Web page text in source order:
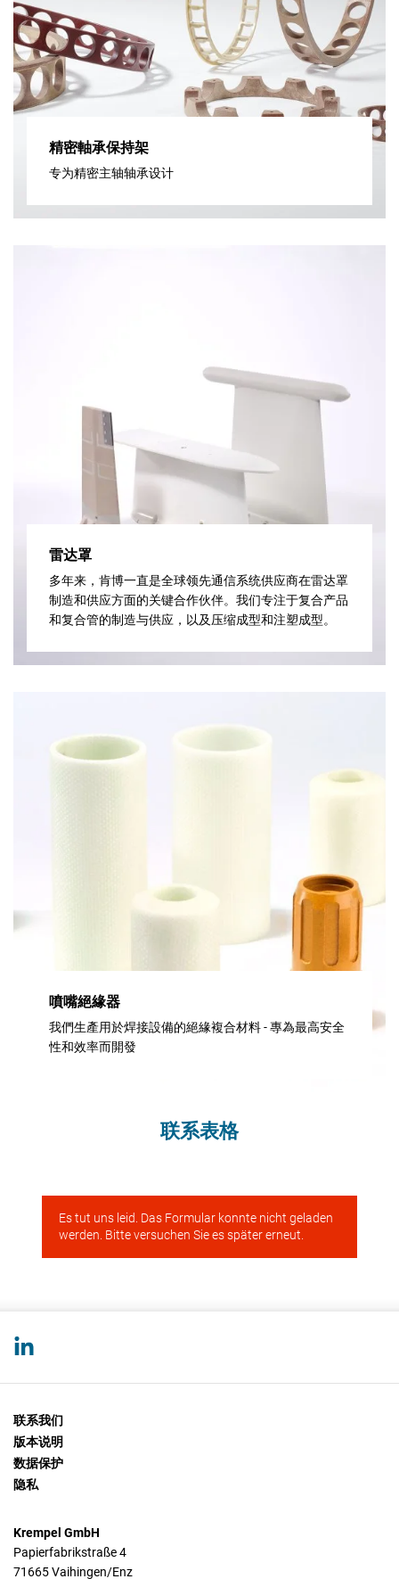
精密軸承保持架
专为精密主轴轴承设计
雷达罩
多年来，肯博一直是全球领先通信系统供应商在雷达罩
制造和供应方面的关键合作伙伴。我们专注于复合产品
和复合管的制造与供应，以及压缩成型和注塑成型。
噴嘴絕緣器
我們生產用於焊接設備的絕緣複合材料 - 專為最高安全
性和效率而開發
联系表格
联系我们
版本说明
数据保护
隐私
Krempel GmbH
Papierfabrikstraße 4
71665 Vaihingen/Enz